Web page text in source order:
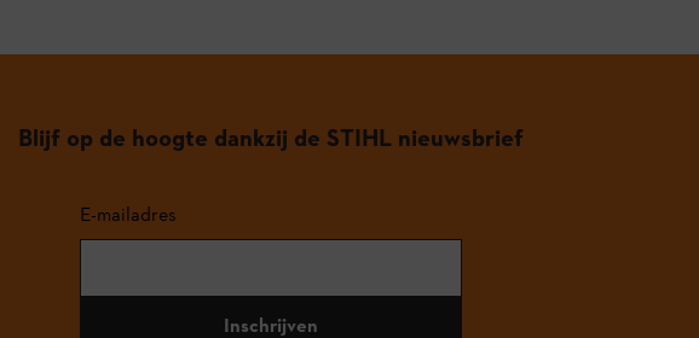
Blijf op de hoogte dankzij de STIHL nieuwsbrief
E-mailadres
Inschrijven